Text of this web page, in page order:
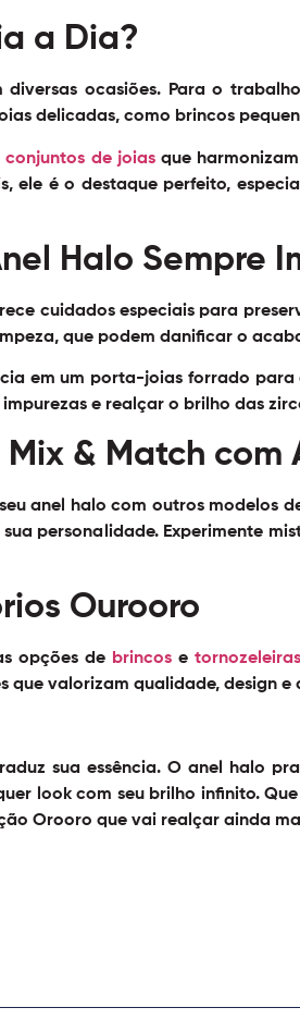
a Dia?
ocasiões. Para o
delicadas, como brincos
conjuntos de joiasque
ele é o destaque perfeito,
Halo Sempre
cuidados especiais para
que podem danificar o
em um porta-joias forrado para
e realçar o brilho das
& Match com
anel halo com outros modelos
personalidade. Experimente
Ourooro
opções de brincos etornozeleiras
que valorizam qualidade, design
sua essência. O anel halo
look com seu brilho infinito.
Orooro que vai realçar ainda